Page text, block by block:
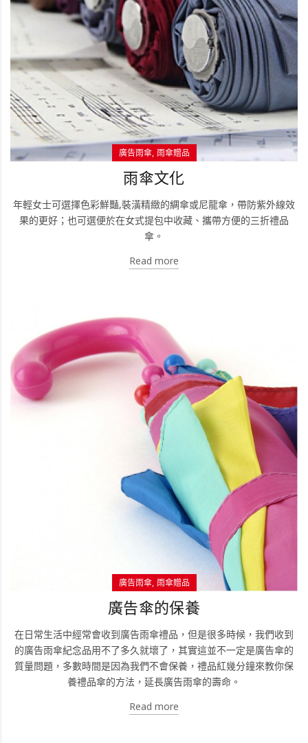
廣告雨傘 雨傘贈品
雨傘文化
年輕女士可選擇色彩鮮豔,裝潢精緻的綢傘或尼龍傘，帶防紫外線效
果的更好；也可選便於在女式提包中收藏、攜帶方便的三折禮品
傘。
Read more
廣告雨傘 雨傘贈品
廣告傘的保養
在日常生活中經常會收到廣告雨傘禮品，但是很多時候，我們收到
的廣告雨傘紀念品用不了多久就壞了，其實這並不一定是廣告傘的
質量問題，多數時間是因為我們不會保養，禮品紅幾分鐘來教你保
養禮品傘的方法，延長廣告雨傘的壽命。
Read more